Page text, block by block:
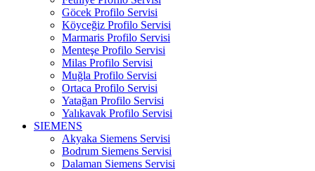
Göcek Profilo Servisi
Köyceğiz Profilo Servisi
Marmaris Profilo Servisi
Menteşe Profilo Servisi
Milas Profilo Servisi
Muğla Profilo Servisi
Ortaca Profilo Servisi
Yatağan Profilo Servisi
Yalıkavak Profilo Servisi
SIEMENS
Akyaka Siemens Servisi
Bodrum Siemens Servisi
Dalaman Siemens Servisi